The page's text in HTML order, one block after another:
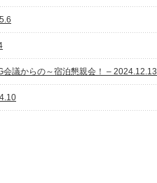
議からの～宿泊懇親会！ – 2024.12.13